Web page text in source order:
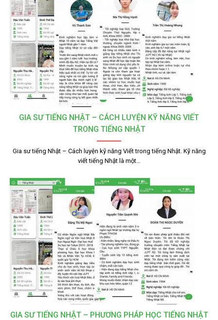
GIA SƯ TIẾNG NHẬT – CÁCH LUYỆN KỸ NĂNG VIẾT
TRONG TIẾNG NHẬT
Gia sư tiếng Nhật – Cách luyện kỹ năng Viết trong tiếng Nhật. Kỹ năng
viết tiếng Nhật là một…
GIA SƯ TIẾNG NHẬT – PHƯƠNG PHÁP HỌC TIẾNG NHẬT